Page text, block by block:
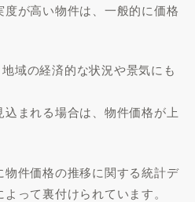
が高い物件は、一般的に価格
域の経済的な状況や景気にも
まれる場合は、物件価格が上
物件価格の推移に関する統計デ
って裏付けられています。